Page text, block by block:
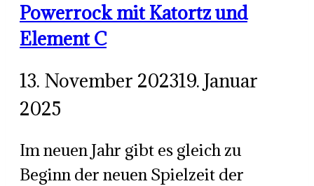
Powerrock mit Katortz und
Element C
13. November 202319. Januar
2025
Im neuen Jahr gibt es gleich zu
Beginn der neuen Spielzeit der